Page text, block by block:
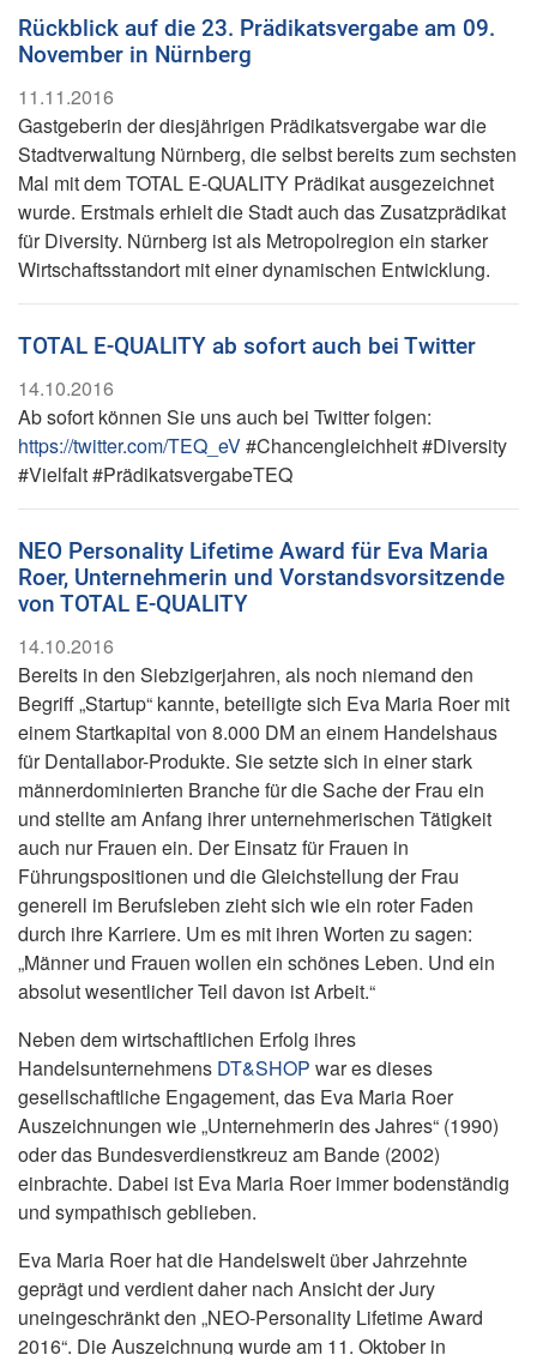
Rückblick auf die 23. Prädikatsvergabe am 09.
November in Nürnberg
11.11.2016
Gastgeberin der diesjährigen Prädikatsvergabe war die
Stadtverwaltung Nürnberg, die selbst bereits zum sechsten
Mal mit dem TOTAL E-QUALITY Prädikat ausgezeichnet
wurde. Erstmals erhielt die Stadt auch das Zusatzprädikat
für Diversity. Nürnberg ist als Metropolregion ein starker
Wirtschaftsstandort mit einer dynamischen Entwicklung.
TOTAL E-QUALITY ab sofort auch bei Twitter
14.10.2016
Ab sofort können Sie uns auch bei Twitter folgen:
https://twitter.com/TEQ_eV#Chancengleichheit #Diversity
#Vielfalt #PrädikatsvergabeTEQ
NEO Personality Lifetime Award für Eva Maria
Roer, Unternehmerin und Vorstandsvorsitzende
von TOTAL E-QUALITY
14.10.2016
Bereits in den Siebzigerjahren, als noch niemand den
Begriff „Startup“ kannte, beteiligte sich Eva Maria Roer mit
einem Startkapital von 8.000 DM an einem Handelshaus
für Dentallabor-Produkte. Sie setzte sich in einer stark
männerdominierten Branche für die Sache der Frau ein
und stellte am Anfang ihrer unternehmerischen Tätigkeit
auch nur Frauen ein. Der Einsatz für Frauen in
Führungspositionen und die Gleichstellung der Frau
generell im Berufsleben zieht sich wie ein roter Faden
durch ihre Karriere. Um es mit ihren Worten zu sagen:
„Männer und Frauen wollen ein schönes Leben. Und ein
absolut wesentlicher Teil davon ist Arbeit.“
Neben dem wirtschaftlichen Erfolg ihres
Handelsunternehmens DT&SHOP war es dieses
gesellschaftliche Engagement, das Eva Maria Roer
Auszeichnungen wie „Unternehmerin des Jahres“ (1990)
oder das Bundesverdienstkreuz am Bande (2002)
einbrachte. Dabei ist Eva Maria Roer immer bodenständig
und sympathisch geblieben.
Eva Maria Roer hat die Handelswelt über Jahrzehnte
geprägt und verdient daher nach Ansicht der Jury
uneingeschränkt den „NEO-Personality Lifetime Award
2016“. Die Auszeichnung wurde am 11. Oktober in